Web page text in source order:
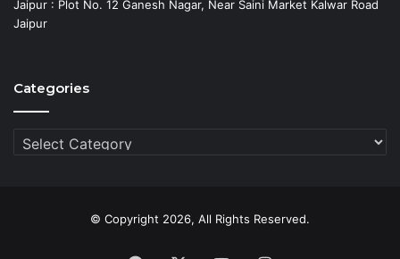
Jaipur : Plot No. 12 Ganesh Nagar, Near Saini Market Kalwar Road
Jaipur
Categories
Categories
© Copyright 2026, All Rights Reserved.